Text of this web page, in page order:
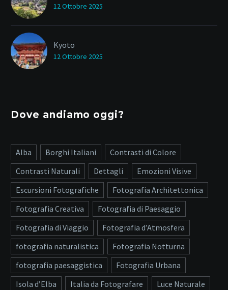
12 Ottobre 2025
Kyoto
12 Ottobre 2025
Dove andiamo oggi?
Alba Borghi Italiani
Contrasti di Colore
Contrasti Naturali
Dettagli
Emozioni Visive
Escursioni Fotografiche
Fotografia Architettonica
Fotografia Creativa
Fotografia di Paesaggio
Fotografia di Viaggio
Fotografia d’Atmosfera
fotografia naturalistica
Fotografia Notturna
fotografia paesaggistica
Fotografia Urbana
Isola d’Elba
Italia da Fotografare
Luce Naturale